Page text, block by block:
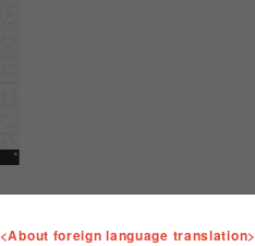
<About foreign language translation>